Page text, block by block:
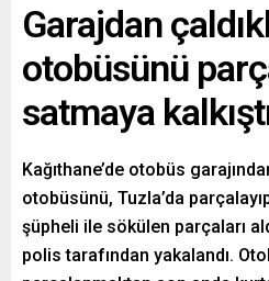
Garajdan
otobüsünü
satmaya
Kağıthane’de otobüs
otobüsünü, Tuzla’da
şüpheli ile sökülen parçaları
polis tarafından yakalandı.